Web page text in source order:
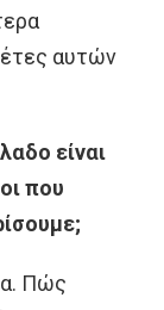
αυτών
είναι
που
Πώς